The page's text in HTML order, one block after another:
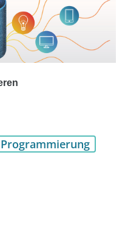
Programmierung